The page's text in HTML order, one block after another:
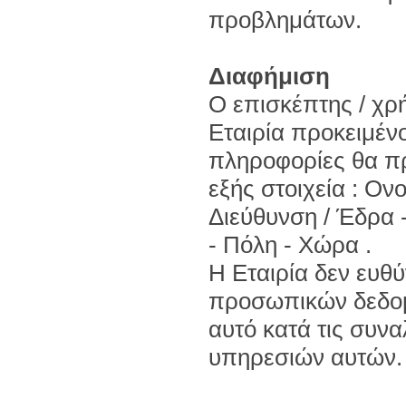
προβλημάτων.
Διαφήμιση
Ο επισκέπτης /
Εταιρία
πληροφορίες θα
εξής στοιχεία :
Διεύθυνση /
- Πόλη - Χώρα .
Η Εταιρία δεν
προσωπικών
αυτό κατά τις
υπηρεσιών αυτών.